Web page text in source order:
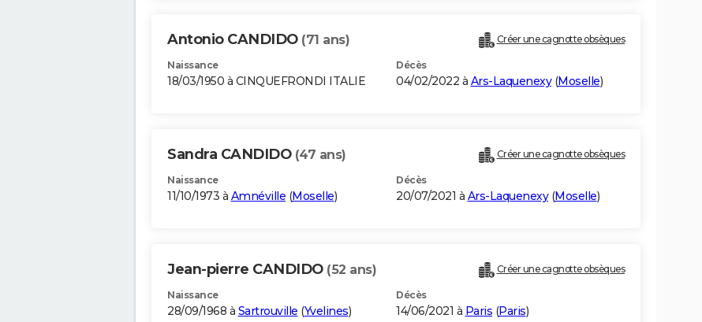
Antonio CANDIDO (71 ans) Créer une cagnotte obsèques
Naissance
18/03/1950 à CINQUEFRONDI ITALIE
Décès
04/02/2022 à Ars-Laquenexy(Moselle)
Sandra CANDIDO (47 ans) Créer une cagnotte obsèques
Naissance
11/10/1973 à Amnéville (Moselle)
Décès
20/07/2021 à Ars-Laquenexy(Moselle)
Jean-pierre CANDIDO (52 ans) Créer une cagnotte obsèques
Naissance
28/09/1968 à Sartrouville (Yvelines)
Décès
14/06/2021 à Paris (Paris)